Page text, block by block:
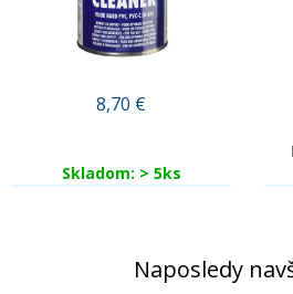
8,70 €
Skladom: > 5ks
Naposledy